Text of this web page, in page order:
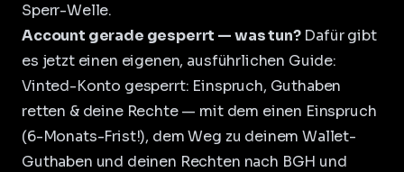
Sperr-Welle.
Account gerade gesperrt — was tun?Dafür gibt
es jetzt einen eigenen, ausführlichen Guide:
Vinted-Konto gesperrt: Einspruch, Guthaben
retten & deine Rechte— mit dem einen Einspruch
(6-Monats-Frist!), dem Weg zu deinem Wallet-
Guthaben und deinen Rechten nach BGH und